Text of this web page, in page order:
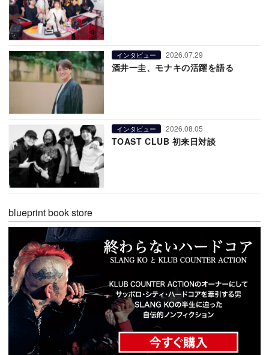
インタビュー 2026.07.29
酒井一圭、モナキの活躍を語る
インタビュー 2026.08.05
TOAST CLUB 初来日対談
blueprint book store